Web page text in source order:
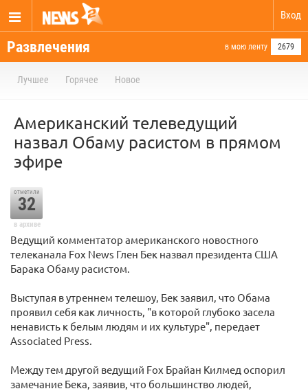
Вход
Развлечения в мою ленту 2679
Лучшее Горячее Новое
Американский телеведущий
назвал Обаму расистом в прямом
эфире
отметили
32
в архиве
Ведущий комментатор американского новостного
телеканала Fox News Глен Бек назвал президента США
Барака Обаму расистом.
Выступая в утреннем телешоу, Бек заявил, что Обама
проявил себя как личность, "в которой глубоко засела
ненависть к белым людям и их культуре", передает
Associated Press.
Между тем другой ведущий Fox Брайан Килмед оспорил
замечание Бека, заявив, что большинство людей,